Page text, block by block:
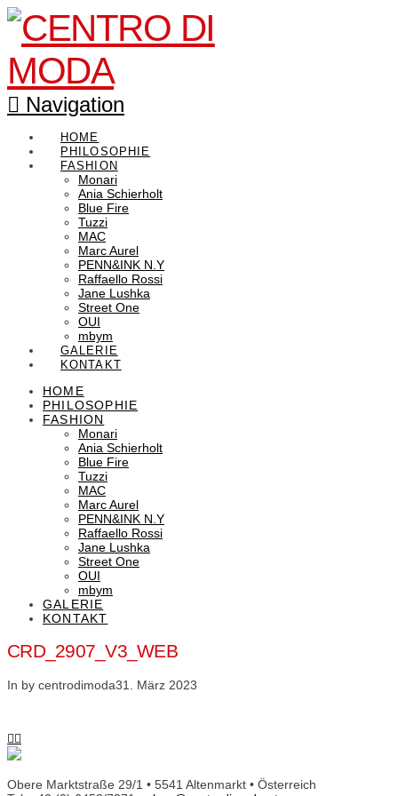
Navigation
HOME
PHILOSOPHIE
FASHION
Monari
Ania Schierholt
Blue Fire
Tuzzi
MAC
Marc Aurel
PENN&INK N.Y
Raffaello Rossi
Jane Lushka
Street One
OUI
mbym
GALERIE
KONTAKT
HOME
PHILOSOPHIE
FASHION
Monari
Ania Schierholt
Blue Fire
Tuzzi
MAC
Marc Aurel
PENN&INK N.Y
Raffaello Rossi
Jane Lushka
Street One
OUI
mbym
GALERIE
KONTAKT
CRD_2907_V3_WEB
In by centrodimoda31. März 2023
Obere Marktstraße 29/1 • 5541 Altenmarkt • Österreich